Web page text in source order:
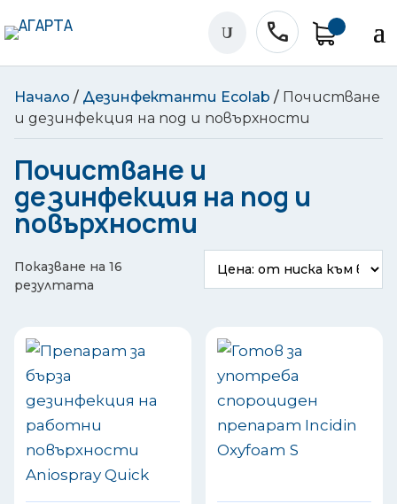
phone
U
Начало / Дезинфектанти Ecolab / Почистване
и дезинфекция на под и повърхности
Почистване и
дезинфекция на под и
повърхности
Показване на 16
резултатаSorted
to